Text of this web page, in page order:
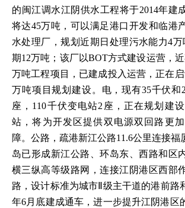
的闽江调水江阴供水工程将于2014年建
将达45万吨，可以满足港口开发和临港
水处理厂，规划近期日处理污水能力4
期12万吨；该厂以BOT方式建设运营，
万吨工程项目，已建成投入运营，正在
万吨项目规划建设。电，现有35千伏和
座，110千伏变电站2座，正在规划建
站，将为开发区提供双电源双回路更
障。公路，疏港新江公路11.6公里连接福
岛已形成新江公路、环岛东、西路和区
横三纵高等级路网，连接江阴港区西部
路，设计标准为城市Ⅱ级主干道的港前路
年6月底建成通车，进一步提升江阴港区